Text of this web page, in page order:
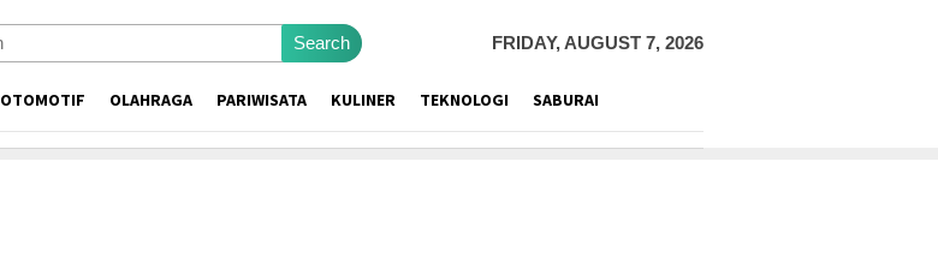
Search FRIDAY, AUGUST 7, 2026
OTOMOTIF OLAHRAGA PARIWISATA KULINER TEKNOLOGI SABURAI